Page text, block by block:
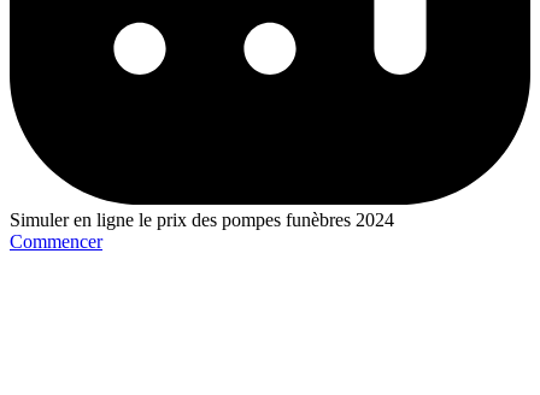
Simuler en ligne le prix des pompes funèbres 2024
Commencer